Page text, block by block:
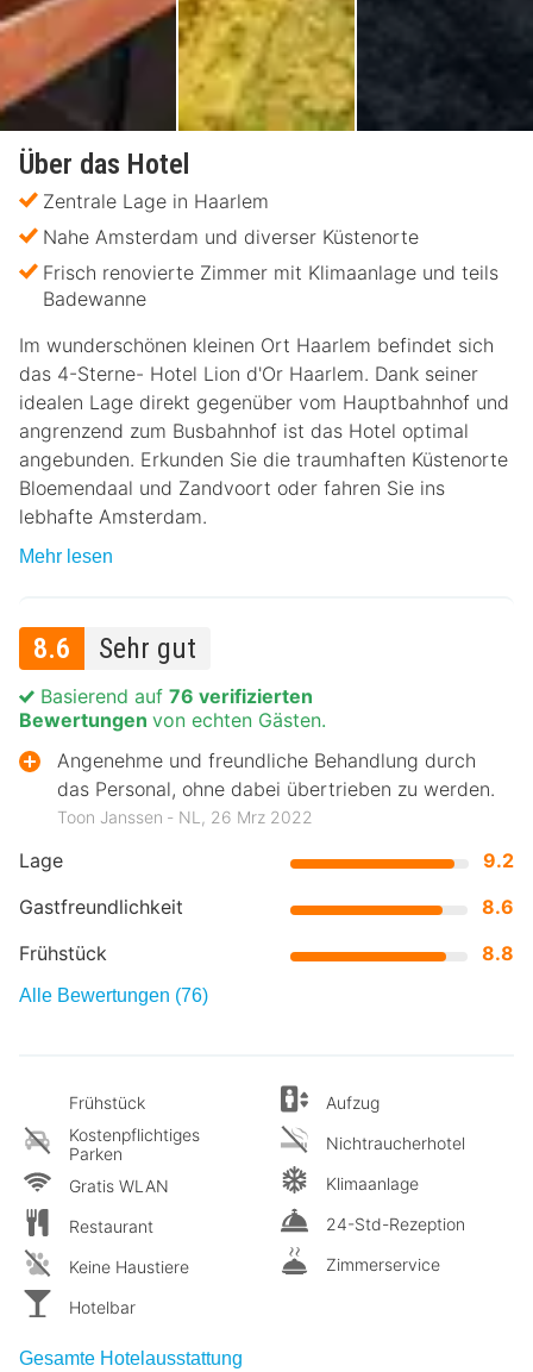
Über das Hotel
Zentrale Lage in Haarlem
Nahe Amsterdam und diverser Küstenorte
Frisch renovierte Zimmer mit Klimaanlage und teils
Badewanne
Im wunderschönen kleinen Ort Haarlem befindet sich
das 4-Sterne- Hotel Lion d'Or Haarlem. Dank seiner
idealen Lage direkt gegenüber vom Hauptbahnhof und
angrenzend zum Busbahnhof ist das Hotel optimal
angebunden. Erkunden Sie die traumhaften Küstenorte
Bloemendaal und Zandvoort oder fahren Sie ins
lebhafte Amsterdam.
Mehr lesen
8.6 Sehr gut
Lage
9.2
Gastfreundlichkeit
8.6
Frühstück
8.8
Basierend auf 76 verifizierten
Bewertungen von echten Gästen.
Angenehme und freundliche Behandlung durch
das Personal, ohne dabei übertrieben zu werden.
Toon Janssen ‐ NL, 26 Mrz 2022
Alle Bewertungen (76)
Frühstück
Kostenpflichtiges
Parken
Gratis WLAN
Restaurant
Keine Haustiere
Hotelbar
Aufzug
Nichtraucherhotel
Klimaanlage
24-Std-Rezeption
Zimmerservice
Gesamte Hotelausstattung